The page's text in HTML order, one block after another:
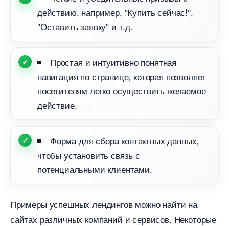
действию, например, ″Купить сейчас!″,
″Оставить заявку″ и т.​д.​
Простая и интуитивно понятная
навигация по странице, которая позволяет
посетителям легко осуществить желаемое
действие.​
Форма для сбора контактных данных,
чтобы установить связь с
потенциальными клиентами.​
Примеры успешных лендингов можно найти на
сайтах различных компаний и сервисов.​ Некоторые